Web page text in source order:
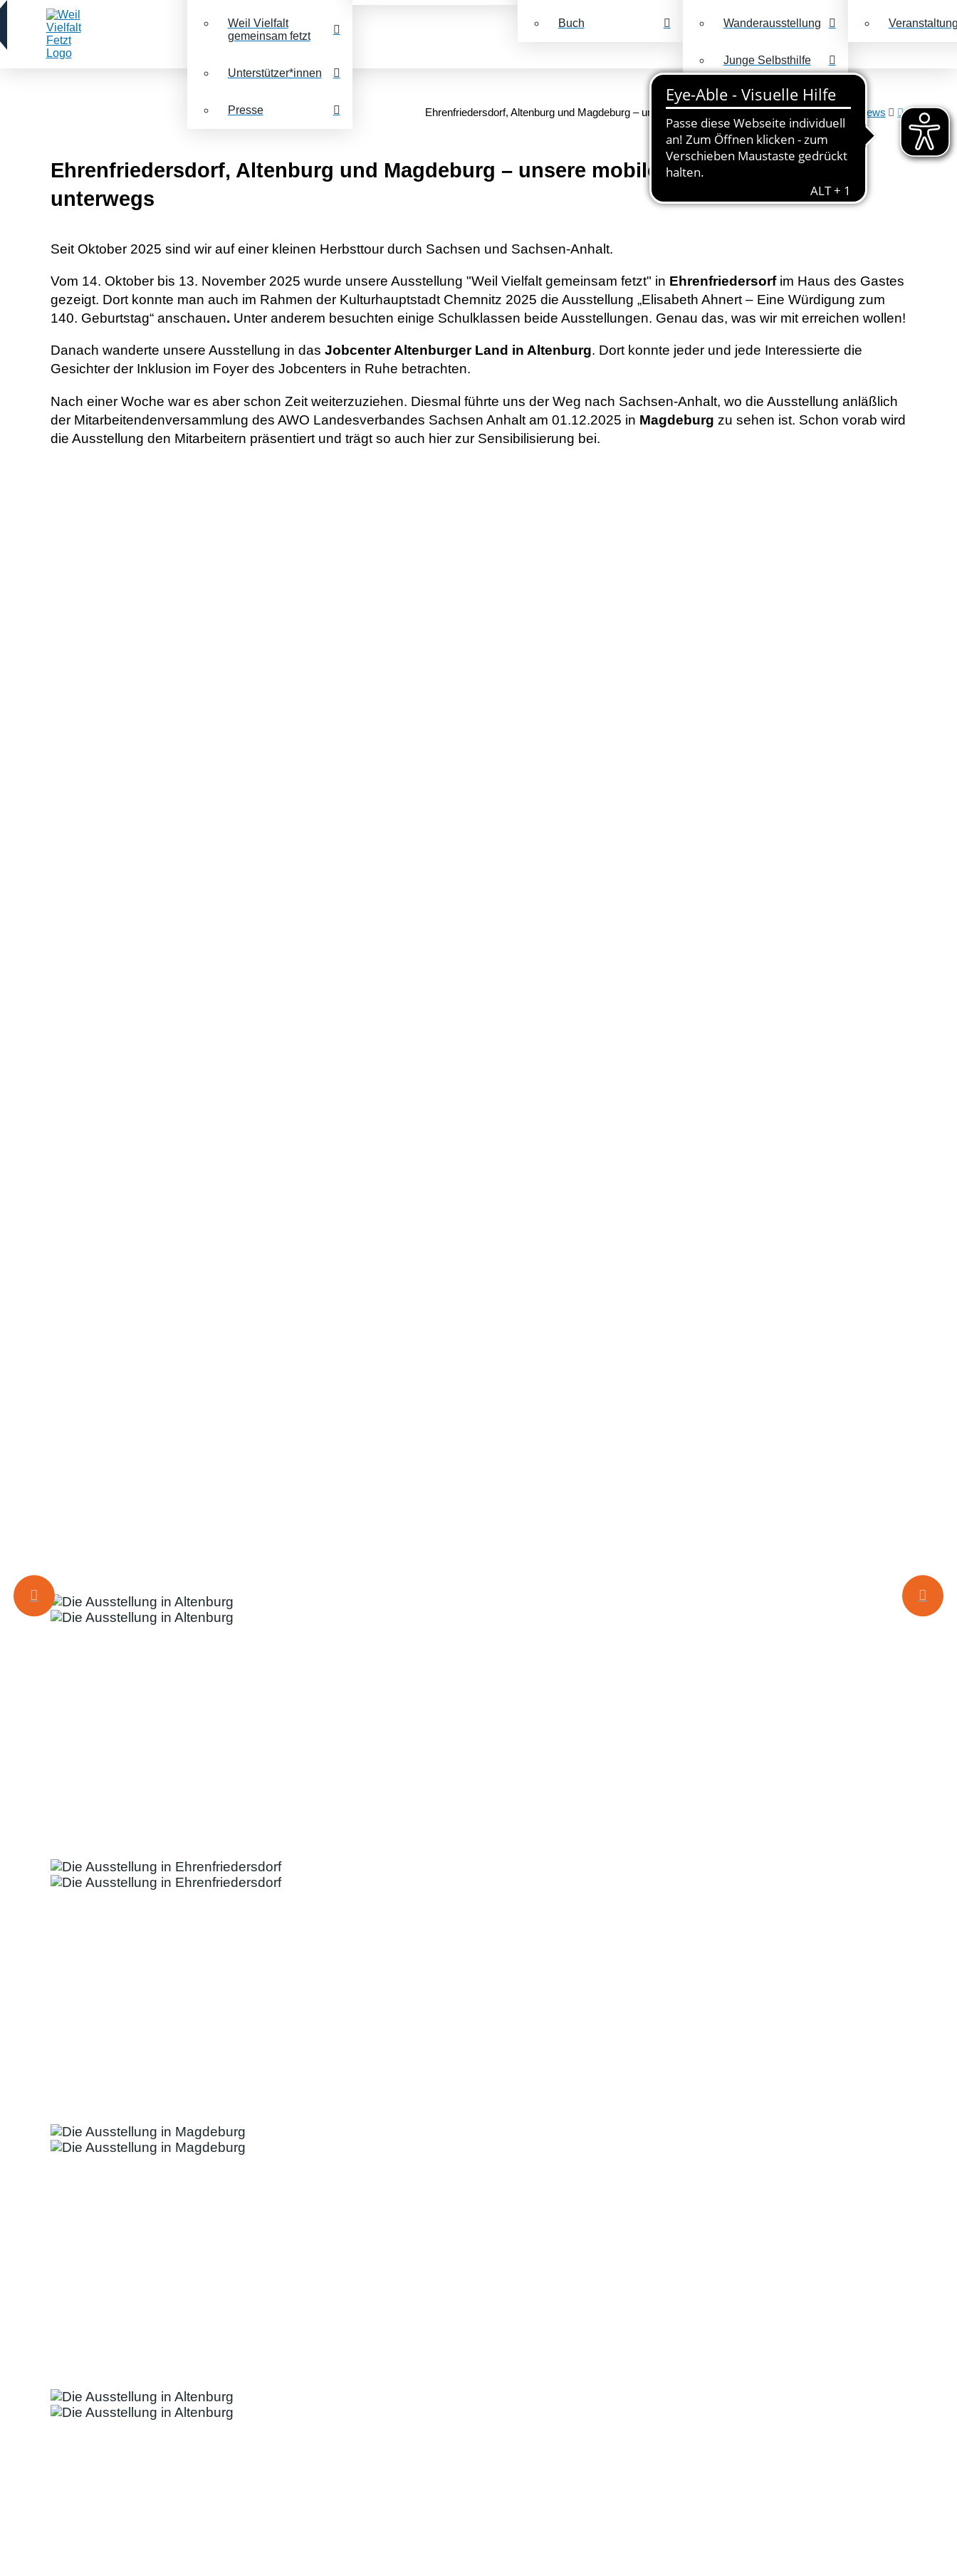
Weil Vielfalt
gemeinsam fetzt
Unterstützer*innen
Presse
Buch Wanderausstellung
Junge Selbsthilfe
Keine dummen
Fragen
Ehrenfriedersdorf, Altenburg und Magdeburg – unsere mobile Ausstellung ist viel unterwegs News
Ehrenfriedersdorf, Altenburg und Magdeburg – unsere mobile Ausstellung ist viel
unterwegs
Seit Oktober 2025 sind wir auf einer kleinen Herbsttour durch Sachsen und Sachsen-Anhalt.
Vom 14. Oktober bis 13. November 2025 wurde unsere Ausstellung "Weil Vielfalt gemeinsam fetzt" in Ehrenfriedersorf im Haus des Gastes
gezeigt. Dort konnte man auch im Rahmen der Kulturhauptstadt Chemnitz 2025 die Ausstellung „Elisabeth Ahnert – Eine Würdigung zum
140. Geburtstag“ anschauen. Unter anderem besuchten einige Schulklassen beide Ausstellungen. Genau das, was wir mit erreichen wollen!
Danach wanderte unsere Ausstellung in das Jobcenter Altenburger Land in Altenburg. Dort konnte jeder und jede Interessierte die
Gesichter der Inklusion im Foyer des Jobcenters in Ruhe betrachten.
Nach einer Woche war es aber schon Zeit weiterzuziehen. Diesmal führte uns der Weg nach Sachsen-Anhalt, wo die Ausstellung anläßlich
der Mitarbeitendenversammlung des AWO Landesverbandes Sachsen Anhalt am 01.12.2025 in Magdeburg zu sehen ist. Schon vorab wird
die Ausstellung den Mitarbeitern präsentiert und trägt so auch hier zur Sensibilisierung bei.